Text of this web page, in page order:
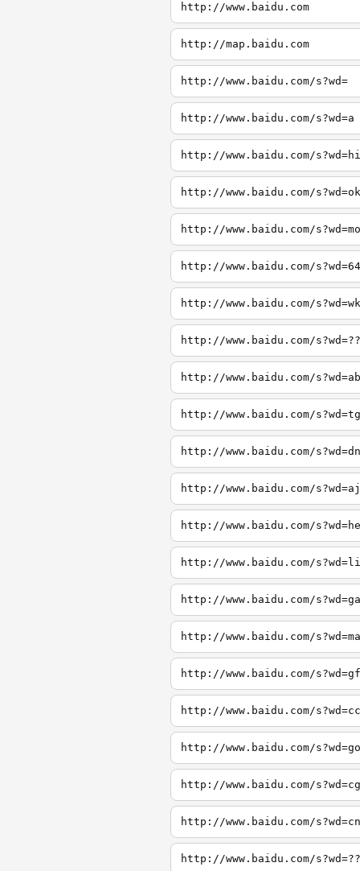
http://www.baidu.com
http://map.baidu.com
http://www.baidu.com/s?wd=
http://www.baidu.com/s?wd=a
http://www.baidu.com/s?wd=hi
http://www.baidu.com/s?wd=ok
http://www.baidu.com/s?wd=mo
http://www.baidu.com/s?wd=64
http://www.baidu.com/s?wd=wk
http://www.baidu.com/s?wd=??
http://www.baidu.com/s?wd=ab
http://www.baidu.com/s?wd=tg
http://www.baidu.com/s?wd=dn
http://www.baidu.com/s?wd=aj
http://www.baidu.com/
http://www.baidu.com/
http://www.baidu.com/
http://www.baidu.com/
http://www.baidu.com/
http://www.baidu.com/
http://www.baidu.com/
http://www.baidu.com/
http://www.baidu.com/
http://www.baidu.com/